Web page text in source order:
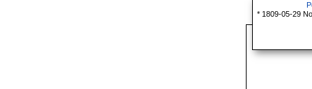
* 1809-05-29